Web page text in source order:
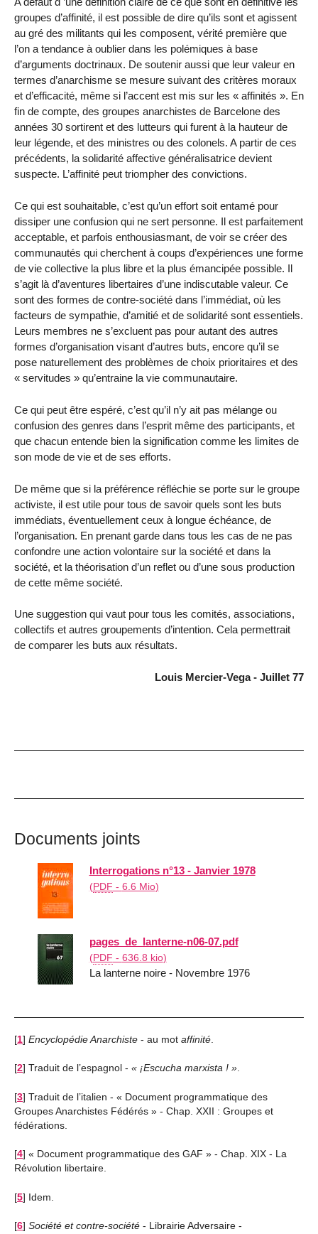
groupes d’affinité, il est possible de dire qu’ils sont et agissent
au gré des militants qui les composent, vérité première que
l’on a tendance à oublier dans les polémiques à base
d’arguments doctrinaux. De soutenir aussi que leur valeur en
termes d’anarchisme se mesure suivant des critères moraux
et d’efficacité, même si l’accent est mis sur les « affinités ». En
fin de compte, des groupes anarchistes de Barcelone des
années 30 sortirent et des lutteurs qui furent à la hauteur de
leur légende, et des ministres ou des colonels. A partir de ces
précédents, la solidarité affective généralisatrice devient
suspecte. L’affinité peut triompher des convictions.
Ce qui est souhaitable, c’est qu’un effort soit entamé pour
dissiper une confusion qui ne sert personne. Il est parfaitement
acceptable, et parfois enthousiasmant, de voir se créer des
communautés qui cherchent à coups d’expériences une forme
de vie collective la plus libre et la plus émancipée possible. Il
s’agit là d’aventures libertaires d’une indiscutable valeur. Ce
sont des formes de contre-société dans l’immédiat, où les
facteurs de sympathie, d’amitié et de solidarité sont essentiels.
Leurs membres ne s’excluent pas pour autant des autres
formes d’organisation visant d’autres buts, encore qu’il se
pose naturellement des problèmes de choix prioritaires et des
« servitudes » qu’entraine la vie communautaire.
Ce qui peut être espéré, c’est qu’il n’y ait pas mélange ou
confusion des genres dans l’esprit même des participants, et
que chacun entende bien la signification comme les limites de
son mode de vie et de ses efforts.
De même que si la préférence réfléchie se porte sur le groupe
activiste, il est utile pour tous de savoir quels sont les buts
immédiats, éventuellement ceux à longue échéance, de
l’organisation. En prenant garde dans tous les cas de ne pas
confondre une action volontaire sur la société et dans la
société, et la théorisation d’un reflet ou d’une sous production
de cette même société.
Une suggestion qui vaut pour tous les comités, associations,
collectifs et autres groupements d’intention. Cela permettrait
de comparer les buts aux résultats.
Louis Mercier-Vega - Juillet 77
Documents joints
Interrogations n°13 - Janvier 1978
(PDF - 6.6 Mio)
pages_de_lanterne-n06-07.pdf
(PDF - 636.8 kio)
La lanterne noire - Novembre 1976
[1] Encyclopédie Anarchiste - au mot affinité
[2] Traduit de l’espagnol - ¡Escucha marxista ! .
[3] Traduit de l’italien - « Document programmatique des
Groupes Anarchistes Fédérés » - Chap. XXII : Groupes et
fédérations.
[4] « Document programmatique des GAF » - Chap. XIX - La
Révolution libertaire.
[5] Idem.
[6] Société et contre-société - Librairie Adversaire -